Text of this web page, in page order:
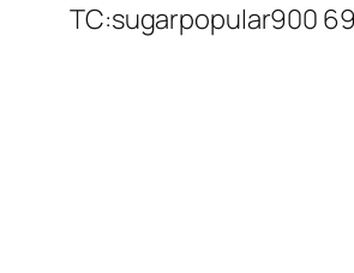
TC:sugarpopular900